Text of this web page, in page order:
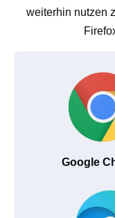
weiterhin nutzen
Google